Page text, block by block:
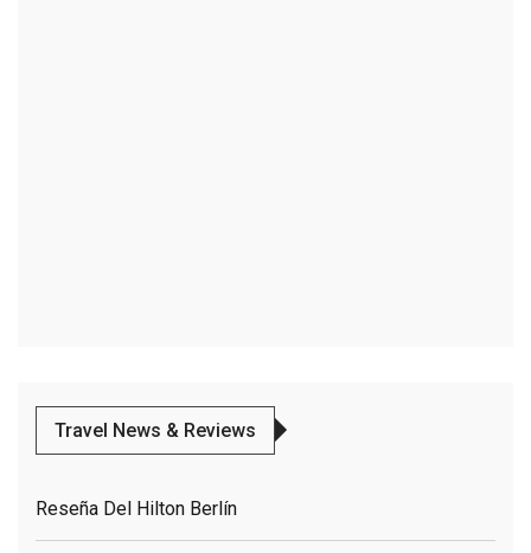
Travel News & Reviews
Reseña Del Hilton Berlín